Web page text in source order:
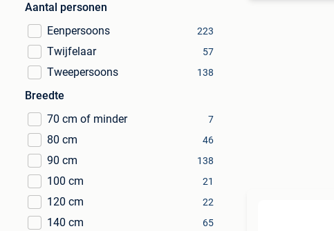
Aantal personen
Eenpersoons
223
Twijfelaar 57
Tweepersoons 138
Breedte
70 cm of minder
7
80 cm 46
90 cm 138
100 cm 21
120 cm 22
140 cm 65